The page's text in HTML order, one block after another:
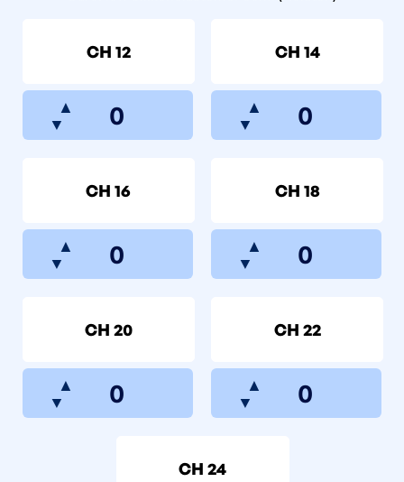
CH 12
▲
▼
CH 14
▲
▼
CH 16
▲
▼
CH 18
▲
▼
CH 20
▲
▼
CH 22
▲
▼
CH 24